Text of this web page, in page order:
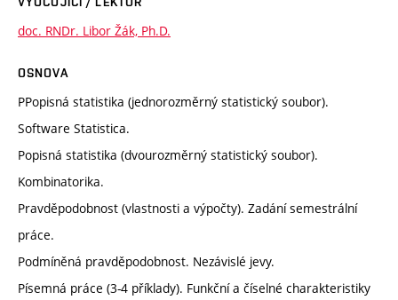
doc. RNDr. Libor Žák, Ph.D.
OSNOVA
PPopisná statistika (jednorozměrný statistický soubor).
Software Statistica.
Popisná statistika (dvourozměrný statistický soubor).
Kombinatorika.
Pravděpodobnost (vlastnosti a výpočty). Zadání semestrální
práce.
Podmíněná pravděpodobnost. Nezávislé jevy.
Písemná práce (3-4 příklady). Funkční a číselné charakteristiky